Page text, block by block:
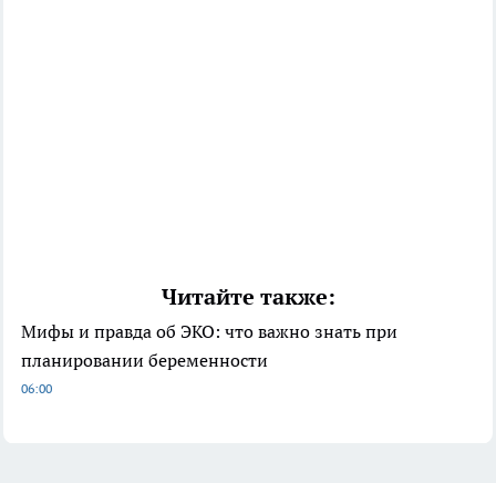
Читайте также:
Мифы и правда об ЭКО: что важно знать при
планировании беременности
06:00